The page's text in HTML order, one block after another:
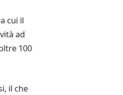
cui il
ad
100
il che